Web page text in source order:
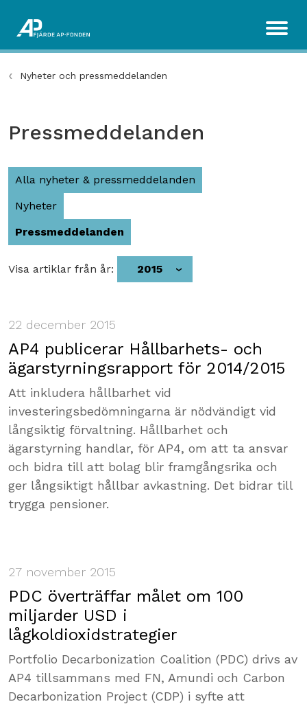
Nyheter och pressmeddelanden
Pressmeddelanden
Alla nyheter & pressmeddelanden
Nyheter
Pressmeddelanden
Visa artiklar från år: 2015
22 december 2015
AP4 publicerar Hållbarhets- och
ägarstyrningsrapport för 2014/2015
Att inkludera hållbarhet vid
investeringsbedömningarna är nödvändigt vid
långsiktig förvaltning. Hållbarhet och
ägarstyrning handlar, för AP4, om att ta ansvar
och bidra till att bolag blir framgångsrika och
ger långsiktigt hållbar avkastning. Det bidrar till
trygga pensioner.
27 november 2015
PDC överträffar målet om 100
miljarder USD i
lågkoldioxidstrategier
Portfolio Decarbonization Coalition (PDC) drivs av
AP4 tillsammans med FN, Amundi och Carbon
Decarbonization Project (CDP) i syfte att